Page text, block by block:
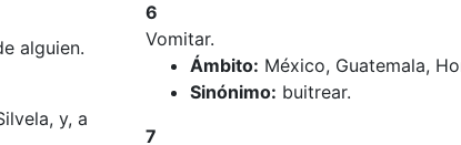
alguien.
y, a
6
Vomitar.
Ámbito: México, Guatemala,
Sinónimo: buitrear.
7